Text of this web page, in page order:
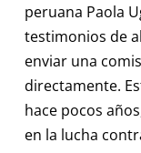
peruana Paola
testimonios de
enviar una
directamente.
hace pocos
en la lucha